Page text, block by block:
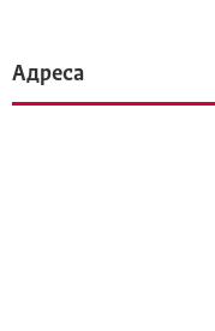
Адреса